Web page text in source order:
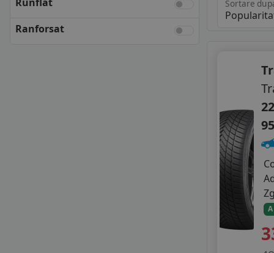
NEXEN
Ranforsat
Sortare
A